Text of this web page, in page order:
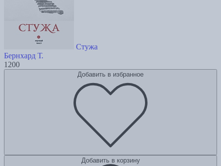
Стужа
Бернхард Т.
1200
Добавить в избранное
Добавить в корзину